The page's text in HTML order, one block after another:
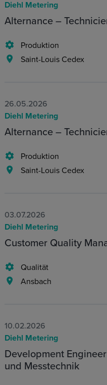
Diehl Metering
Alternance –
Produktion
Saint-Louis Cedex
26.05.2026
Diehl Metering
Alternance –
Produktion
Saint-Louis Cedex
03.07.2026
Diehl Metering
Customer Quality
Qualität
Ansbach
10.02.2026
Diehl Metering
Development
und Messtechnik